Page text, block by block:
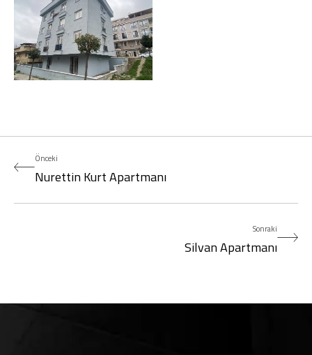
Önceki
Nurettin Kurt Apartmanı
Sonraki
Silvan Apartmanı